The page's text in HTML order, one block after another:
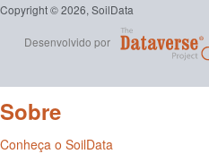
Copyright © 2026, SoilData
Desenvolvido por
Sobre
Conheça o SoilData